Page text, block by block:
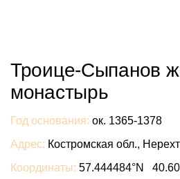
Троице-Сыпанов
монастырь
Год основания: ок. 1365-1378
Адрес: Костромская обл.,
Координаты: 57.444484°N